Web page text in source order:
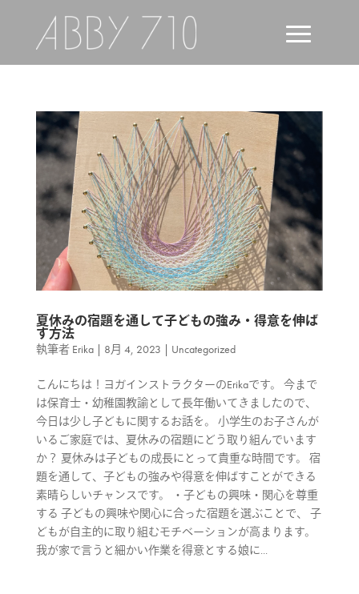
夏休みの宿題を通して子どもの強み・得意を伸ば
す方法
執筆者 Erika| 8月 4, 2023 | Uncategorized
こんにちは！ヨガインストラクターのErikaです。 今まで
は保育士・幼稚園教諭として長年働いてきましたので、
今日は少し子どもに関するお話を。 小学生のお子さんが
いるご家庭では、夏休みの宿題にどう取り組んでいます
か？ 夏休みは子どもの成長にとって貴重な時間です。 宿
題を通して、子どもの強みや得意を伸ばすことができる
素晴らしいチャンスです。 ・子どもの興味・関心を尊重
する 子どもの興味や関心に合った宿題を選ぶことで、 子
どもが自主的に取り組むモチベーションが高まります。
我が家で言うと細かい作業を得意とする娘に...